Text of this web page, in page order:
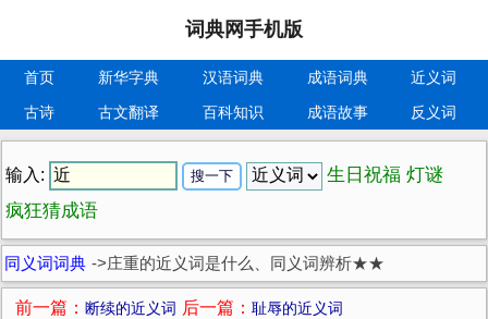
词典网手机版
首页 新华字典 汉语词典 成语词典
近义词
古诗
古文翻译 百科知识 成语故事 反义词
输入: 生日祝福 灯谜
疯狂猜成语
同义词词典 ->庄重的近义词是什么、同义词辨析★★
前一篇： 断续的近义词 后一篇： 耻辱的近义词